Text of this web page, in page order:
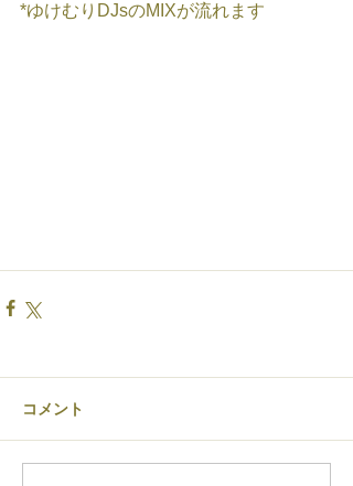
*ゆけむりDJsのMIXが流れます
コメント